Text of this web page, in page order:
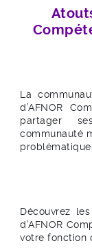
La
d’AFNOR
partager
communauté
Découvrez
d’AFNOR
votre fonction